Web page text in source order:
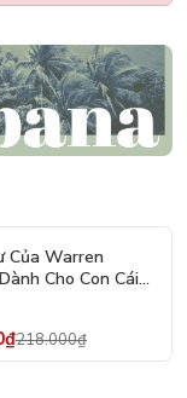
Của Warren
Cho Con Cái
218.000₫